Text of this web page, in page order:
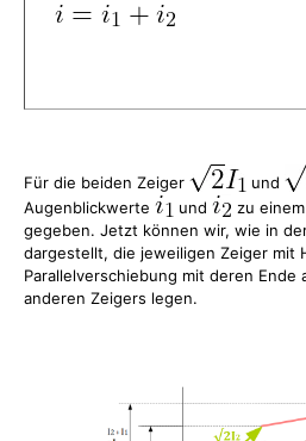
Für die beiden Zeiger und
Augenblickwerte
und
zu
gegeben. Jetzt können wir, wie in
dargestellt, die jeweiligen Zeiger mit
Parallelverschiebung mit deren Ende
anderen Zeigers legen.